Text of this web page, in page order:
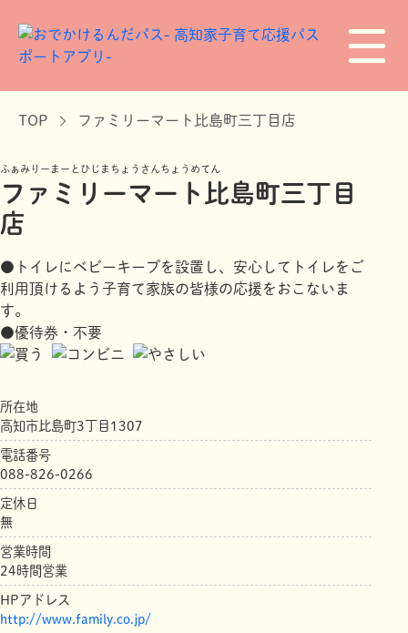
TOP ファミリーマート比島町三丁目店
ふぁみりーまーとひじまちょうさんちょうめてん
ファミリーマート比島町三丁目
店
●トイレにベビーキープを設置し、安心してトイレをご
利用頂けるよう子育て家族の皆様の応援をおこないま
す。
●優待券・不要
所在地
高知市比島町3丁目1307
電話番号
088-826-0266
定休日
無
営業時間
24時間営業
HPアドレス
http://www.family.co.jp/